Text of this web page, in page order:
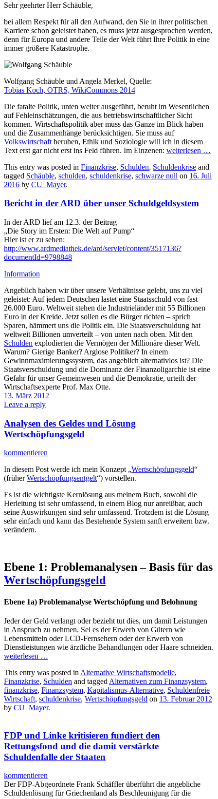
Sehr geehrter Herr Schäuble,
bei allem Respekt für all den Aufwand, den Sie in ihrer politischen
Karriere schon geleistet haben, es muss jetzt ausgesprochen werden,
denn für Europa und andere Teile der Welt führt Ihre Politik in eine
immer größere Katastrophe.
Wolfgang Schäuble und Angela Merkel, Quelle:
Tobias Koch, OTRS, WikiCommons 2014
Die fatalte Politik, unten weiter ausgeführt, beruht im Wesentlichen
auf Fehleinschätzungen, die aus betriebswirtschaftlicher Sicht
kommen. Wirtschaftspolitik aber muss das Ganze im Blick haben
und die Zusammenhänge berücksichtigen. Sie muss auf
Volkswirtschaft beruhen, Ethik und Soziologie will ich in diesem
Text erst gar nicht erst ins Feld führen. Im Einzenen: weiterlesen …
This entry was posted in Finanzkrise, Schulden, Schuldenkrise and
tagged Schäuble, schulden, schuldenkrise, schwarze null on 16. Juli
2016 by CU_Mayer.
Bericht in der ARD über unser Schuldgeldsystem
In der ARD lief am 12.3. der Beitrag
„Die Story im Ersten: Die Welt auf Pump“
Hier ist er zu sehen:
http://www.ardmediathek.de/ard/servlet/content/3517136?
documentId=9798848
Information
Angeblich haben wir über unsere Verhältnisse gelebt, uns zu viel
geleistet: Auf jedem Deutschen lastet eine Staatsschuld von fast
26.000 Euro. Weltweit stehen die Industrieländer mit 55 Billionen
Euro in der Kreide. Jetzt sollen es die Bürger richten – sprich
Sparen, hämmert uns die Politik ein. Die Staatsverschuldung hat
weltweit Billionen umverteilt – von unten nach oben. Mit den
Schulden explodierten die Vermögen der Millionäre dieser Welt.
Warum? Gierige Banker? Arglose Politiker? In einem
Gewinnmaximierungssystem, das angeblich alternativlos ist? Die
Staatsverschuldung und die Dominanz der Finanzoligarchie ist eine
Gefahr für unser Gemeinwesen und die Demokratie, urteilt der
Wirtschaftsexperte Prof. Max Otte.
13. März 2012
Leave a reply
Analysen des Geldes und Lösung
Wertschöpfungsgeld
kommentieren
In diesem Post werde ich mein Konzept „Wertschöpfungsgeld“
(früherWertschöpfungsentgelt“) vorstellen.
Es ist die wichtigste Kernlösung aus meinem Buch, sowohl die
Herleitung ist sehr umfassend, in einem Blog nur anreißbar, auch
seine Auswirkungen sind sehr umfassend. Trotzdem ist die Lösung
sehr einfach und kann das Bestehende System sanft erweitern bzw.
verändern.
Ebene 1: Problemanalysen – Basis für das
Wertschöpfungsgeld
Ebene 1a) Problemanalyse Wertschöpfung und Belohnung
Jeder der Geld verlangt oder bezieht tut dies, um damit Leistungen
in Anspruch zu nehmen. Sei es der Erwerb von Gütern wie
Lebensmitteln oder LCD-Fernsehern oder der Erwerb von
Dienstleistungen wie ärztliche Behandlungen oder Haare schneiden.
weiterlesen …
This entry was posted in Alternative Wirtschaftsmodelle,
Finanzkrise, Schulden and tagged Alternativen zum Finanzsystem,
finanzkrise, Finanzsystem, Kapitalismus-Alternative, Schuldenfreie
Wirtschaft, schuldenkrise, Wertschöpfungsgeld on 13. Februar 2012
by CU_Mayer.
FDP und Linke kritisieren fundiert den
Rettungsfond und die damit verstärkte
Schuldenfalle der Staaten
kommentieren
Der FDP-Abgeordnete Frank Schäffler überführt die angebliche
Schuldenlösung für Griechenland als Beschleunigung für die